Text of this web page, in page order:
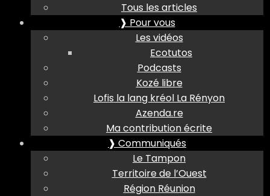
Tous les articles
❱ Pour vous
Les vidéos
Ecotutos
Podcasts
Kozé libre
Lofis la lang kréol La Rényon
Azenda.re
Ma contribution écrite
❱ Communiqués
Le Tampon
Territoire de l’Ouest
Région Réunion